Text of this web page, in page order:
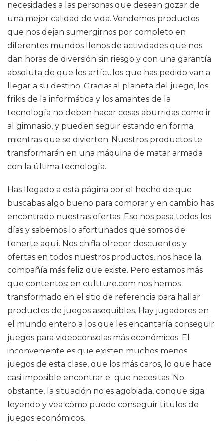
necesidades a las personas que desean gozar de
una mejor calidad de vida. Vendemos productos
que nos dejan sumergirnos por completo en
diferentes mundos llenos de actividades que nos
dan horas de diversión sin riesgo y con una garantía
absoluta de que los artículos que has pedido van a
llegar a su destino. Gracias al planeta del juego, los
frikis de la informática y los amantes de la
tecnología no deben hacer cosas aburridas como ir
al gimnasio, y pueden seguir estando en forma
mientras que se divierten. Nuestros productos te
transformarán en una máquina de matar armada
con la última tecnología.
Has llegado a esta página por el hecho de que
buscabas algo bueno para comprar y en cambio has
encontrado nuestras ofertas. Eso nos pasa todos los
días y sabemos lo afortunados que somos de
tenerte aquí. Nos chifla ofrecer descuentos y
ofertas en todos nuestros productos, nos hace la
compañía más feliz que existe. Pero estamos más
que contentos: en cultture.com nos hemos
transformado en el sitio de referencia para hallar
productos de juegos asequibles. Hay jugadores en
el mundo entero a los que les encantaría conseguir
juegos para videoconsolas más económicos. El
inconveniente es que existen muchos menos
juegos de esta clase, que los más caros, lo que hace
casi imposible encontrar el que necesitas. No
obstante, la situación no es agobiada, conque siga
leyendo y vea cómo puede conseguir títulos de
juegos económicos.